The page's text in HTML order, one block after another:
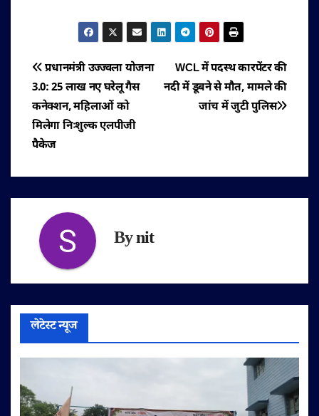
पोस्ट
नेविगेशन
WCL में पदस्थ कारपेंटर की
नदी में डूबने से मौत, मामले की
जांच में जुटी पुलिस
प्रधानमंत्री उज्ज्वला योजना
3.0: 25 लाख नए घरेलू गैस
कनेक्शन, महिलाओं को
मिलेगा निःशुल्क एलपीजी
पैकेज
Bynit
लेटेस्ट न्यूज